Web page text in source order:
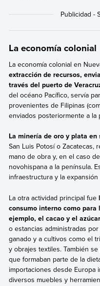
La economía colonial
La economía colonial en
extracción de recursos,
través del puerto de
del océano Pacífico, servía
provenientes de Filipinas
enviados posteriormente a la
La minería de oro y plata
San Luis Potosí o Zacatecas,
mano de obra y, en el caso
novohispana a la península.
infraestructura y la
La otra actividad principal fue
consumo interno como para
ejemplo, el cacao y el
o estancias administradas
ganado y a cultivos como el
y obrajes textiles. También
que formaban parte de la
importaciones desde Europa
diversos muebles y